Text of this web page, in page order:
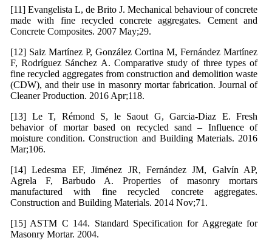
[11] Evangelista L, de Brito J. Mechanical behaviour of concrete
made with fine recycled concrete aggregates. Cement and
Concrete Composites. 2007 May;29.
[12] Saiz Martínez P, González Cortina M, Fernández Martínez
F, Rodríguez Sánchez A. Comparative study of three types of
fine recycled aggregates from construction and demolition waste
(CDW), and their use in masonry mortar fabrication. Journal of
Cleaner Production. 2016 Apr;118.
[13] Le T, Rémond S, le Saout G, Garcia-Diaz E. Fresh
behavior of mortar based on recycled sand – Influence of
moisture condition. Construction and Building Materials. 2016
Mar;106.
[14] Ledesma EF, Jiménez JR, Fernández JM, Galvín AP,
Agrela F, Barbudo A. Properties of masonry mortars
manufactured with fine recycled concrete aggregates.
Construction and Building Materials. 2014 Nov;71.
[15] ASTM C 144. Standard Specification for Aggregate for
Masonry Mortar. 2004.